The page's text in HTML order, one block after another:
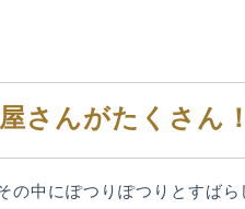
さんがたくさん！
中にぽつりぽつりとすば